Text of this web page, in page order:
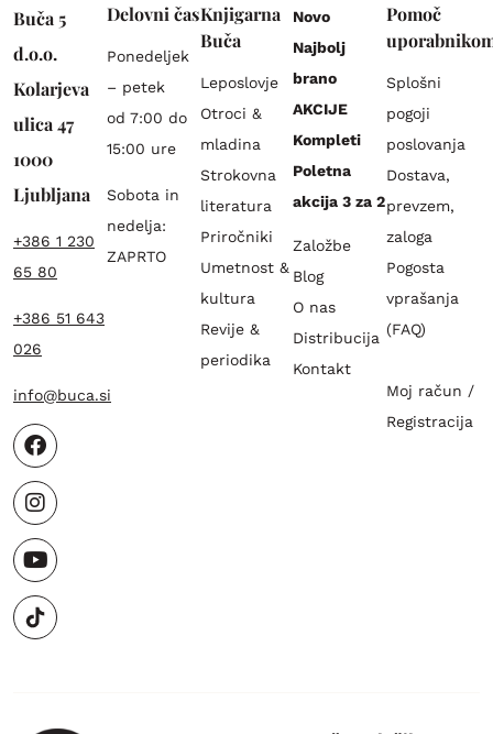
Buča 5
d.o.o.
Kolarjeva
ulica 47
1000
Ljubljana
+386 1 230
65 80
+386 51 643
026
info@buca.si
Delovni čas
Ponedeljek
– petek
od 7:00 do
15:00 ure
Sobota in
nedelja:
ZAPRTO
Knjigarna
Buča
Leposlovje
Otroci &
mladina
Strokovna
literatura
Priročniki
Umetnost &
kultura
Revije &
periodika
Novo
Najbolj
brano
AKCIJE
Kompleti
Poletna
akcija 3 za 2
Založbe
Blog
O nas
Distribucija
Kontakt
Pomoč
Splošni
pogoji
poslovanja
Dostava,
prevzem,
zaloga
Pogosta
vprašanja
(FAQ)
Moj račun /
Registracija